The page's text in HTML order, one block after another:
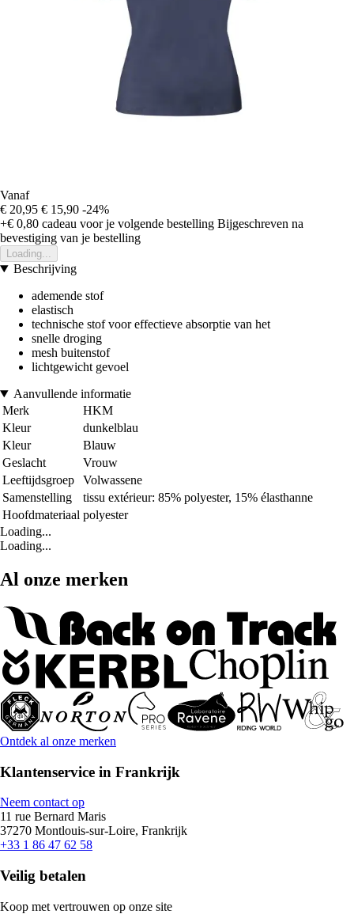
Vanaf
€ 20,95 € 15,90 -24%
+€ 0,80 cadeau voor je volgende bestelling Bijgeschreven na
bevestiging van je bestelling
Loading...
Beschrijving
ademende stof
elastisch
technische stof voor effectieve absorptie van het
snelle droging
mesh buitenstof
lichtgewicht gevoel
Aanvullende informatie
Merk
HKM
Kleur
dunkelblau
Kleur
Blauw
Geslacht
Vrouw
Leeftijdsgroep
Volwassene
Samenstelling
tissu extérieur: 85% polyester, 15% élasthanne
Hoofdmateriaal polyester
Loading...
Loading...
Al onze merken
Ontdek al onze merken
Klantenservice in Frankrijk
Neem contact op
11 rue Bernard Maris
37270 Montlouis-sur-Loire, Frankrijk
+33 1 86 47 62 58
Veilig betalen
Koop met vertrouwen op onze site